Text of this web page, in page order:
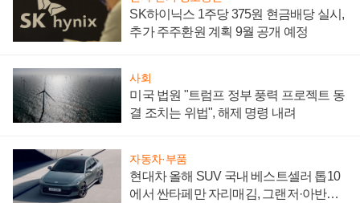
SK하이닉스 1주당 375원 현금배당 실시,
추가 주주환원 계획 9월 공개 예정
사회
미국 법원 "트럼프 정부 풍력 프로젝트 동
결 조치는 위법", 해제 명령 내려
자동차·부품
현대차 올해 SUV 국내 베스트셀러 톱10
에서 싼타페만 자리매김, 그랜저·아반떼